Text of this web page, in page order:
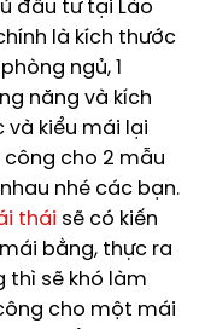
đầu tư tại Lào
là kích thước
ngủ, 1
năng và kích
và kiểu mái lại
công cho 2 mẫu
nhé các bạn.
thái sẽ có kiến
bằng, thực ra
thì sẽ khó làm
cho một mái